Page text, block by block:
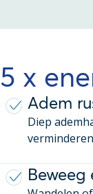
5 x
Adem
Diep
Beweeg